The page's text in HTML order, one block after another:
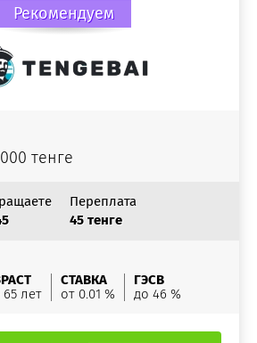
Рекомендуем
тенге
Переплата
45 тенге
65 лет
СТАВКА
от 0.01 %
ГЭСВ
до 46 %